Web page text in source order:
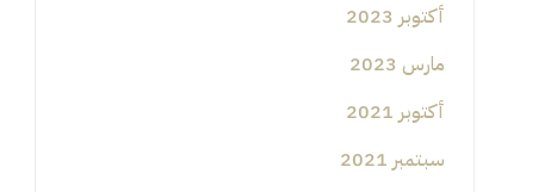
أكتوبر 2023
مارس 2023
أكتوبر 2021
سبتمبر 2021